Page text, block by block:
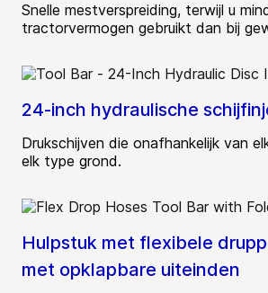
Snelle mestverspreiding, terwijl u
tractorvermogen gebruikt dan bij
24-inch hydraulische
Drukschijven die onafhankelijk van
elk type grond.
Hulpstuk met flexibele
met opklapbare uiteinden